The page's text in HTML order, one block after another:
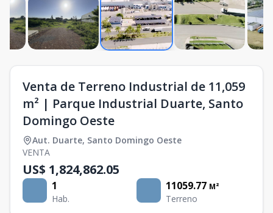
Venta de Terreno Industrial de 11,059
m² | Parque Industrial Duarte, Santo
Domingo Oeste
Aut. Duarte, Santo Domingo Oeste
VENTA
US$ 1,824,862.05
1
Hab.
11059.77 M²
Terreno